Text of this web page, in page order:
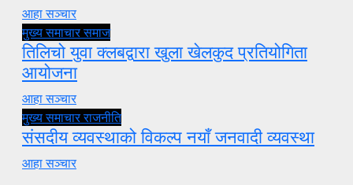
आहा सञ्चार
मुख्य समाचारसमाज
तिलिचो युवा क्लबद्वारा खुला खेलकुद प्रतियोगिता
आयोजना
आहा सञ्चार
मुख्य समाचारराजनीति
संसदीय व्यवस्थाको विकल्प नयाँ जनवादी व्यवस्था
आहा सञ्चार